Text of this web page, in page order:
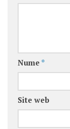
Nume *
Site web